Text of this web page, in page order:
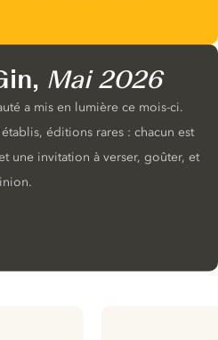
Mai 2026
a mis en lumière ce mois-ci.
éditions rares : chacun est
une invitation à verser, goûter, et